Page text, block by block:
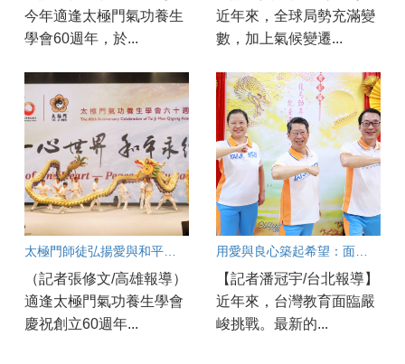
今年適逢太極門氣功養生
學會60週年，於...
近年來，全球局勢充滿變
數，加上氣候變遷...
太極門師徒弘揚愛與和平一甲子 各界齊聚太極門高雄道館見證歷史時刻
（記者張修文/高雄報導）
適逢太極門氣功養生學會
慶祝創立60週年...
用愛與良心築起希望：面對教育現場的焦慮與AI浪潮，他們如何陪伴孩子成長？
【記者潘冠宇/台北報導】
近年來，台灣教育面臨嚴
峻挑戰。最新的...